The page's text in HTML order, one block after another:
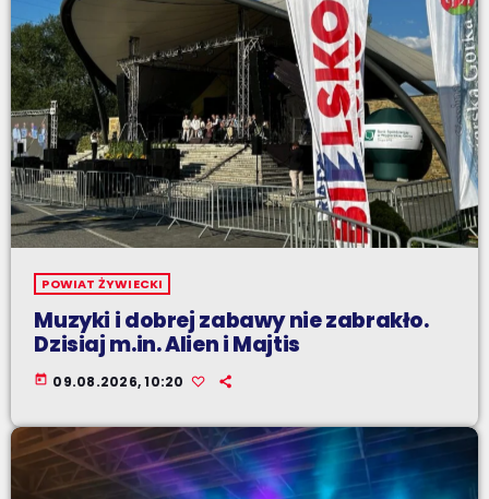
POWIAT ŻYWIECKI
Muzyki i dobrej zabawy nie zabrakło.
Dzisiaj m.in. Alien i Majtis
today 09.08.2026, 10:20